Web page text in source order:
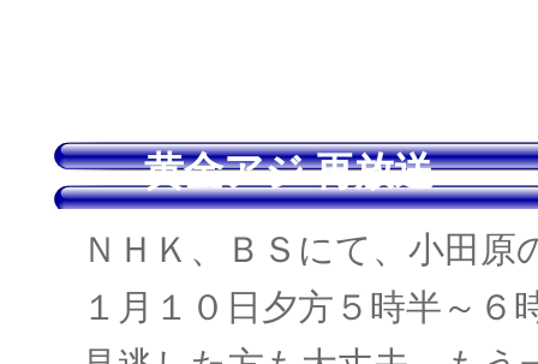
黄金アジ 再放送
ＮＨＫ、ＢＳにて、小田
１月１０日夕方５時半～６